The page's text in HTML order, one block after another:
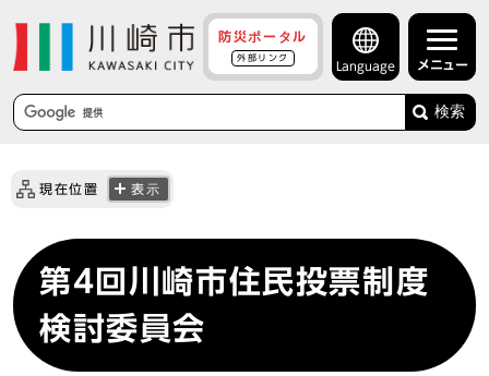
防災ポータル
外部リンク
Language メニュー
検索
現在位置 表示
第4回川崎市住民投票制度
検討委員会